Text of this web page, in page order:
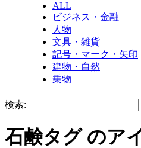
ALL
ビジネス・金融
人物
文具・雑貨
記号・マーク・矢印
建物・自然
乗物
検索:
石鹸タグ のア